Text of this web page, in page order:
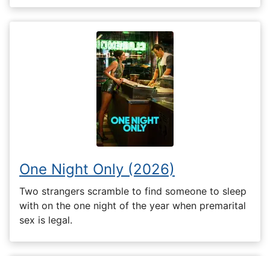
One Night Only (2026)
Two strangers scramble to find someone to sleep
with on the one night of the year when premarital
sex is legal.